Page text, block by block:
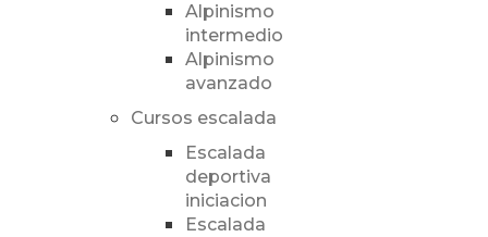
Alpinismo
intermedio
Alpinismo
avanzado
Cursos escalada
Escalada
deportiva
iniciacion
Escalada